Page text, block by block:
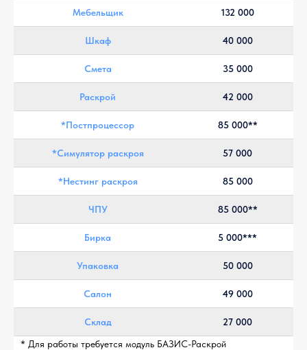
Мебельщик 132 000
Шкаф 40 000
Смета 35 000
Раскрой 42 000
*Постпроцессор 85 000**
*Симулятор раскроя 57 000
*Нестинг раскроя 85 000
ЧПУ 85 000**
Бирка 5 000***
Упаковка 50 000
Салон 49 000
Склад
27 000
* Для работы требуется модуль БАЗИС-Раскрой